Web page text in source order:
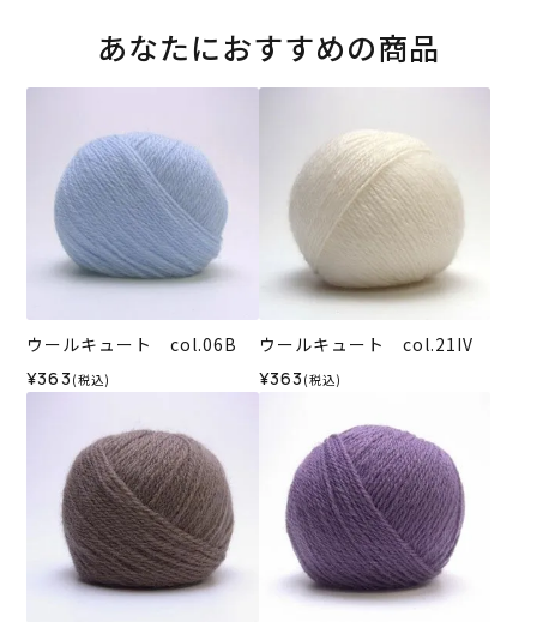
あなたにおすすめの商品
ウールキュート col.06B
¥363 (税込)
ウールキュート col.21IV
¥363 (税込)